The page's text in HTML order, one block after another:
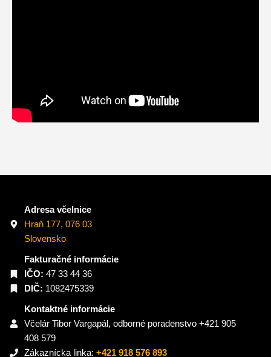
Adresa včelnice
Hraň 177, 076 03
Slovensko
Fakturačné informácie
IČO: 47 33 44 36
DIČ: 1082475339
Kontaktné informácie
Včelár Tibor Vargapál, odborné poradenstvo +421 905
408 579
Zákaznícka linka: +421 918 576 893